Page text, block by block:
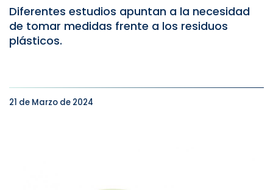
Diferentes estudios apuntan a la necesidad
de tomar medidas frente a los residuos
plásticos.
21 de Marzo de 2024